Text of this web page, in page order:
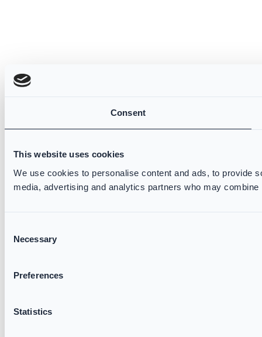
Consent
This website uses cookies
We use cookies to personalise content and ads, to provide
media, advertising and analytics partners who may
Selection
Necessary
Preferences
Statistics